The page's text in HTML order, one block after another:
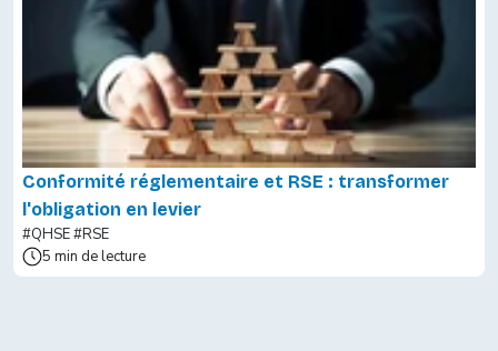
Conformité réglementaire et RSE : transformer
l'obligation en levier
#QHSE#RSE
5 min de lecture